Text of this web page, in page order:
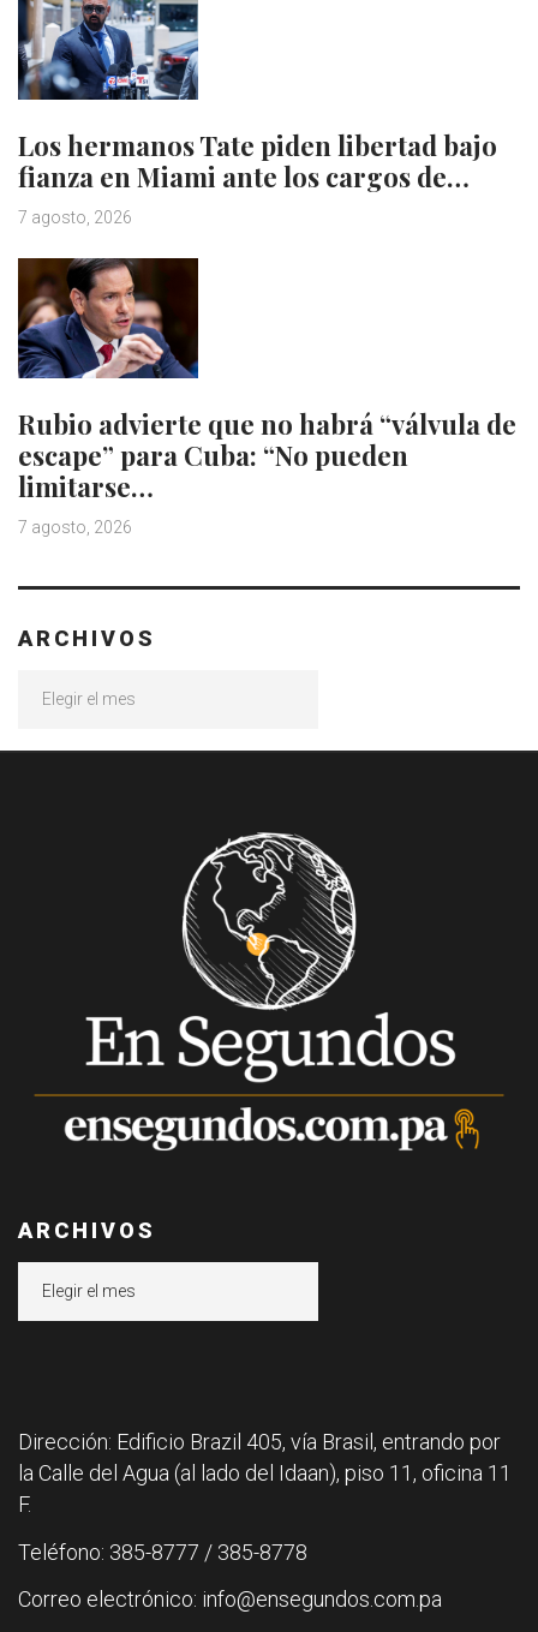
Los hermanos Tate piden libertad bajo
fianza en Miami ante los cargos de…
7 agosto, 2026
Rubio advierte que no habrá “válvula de
escape” para Cuba: “No pueden
limitarse…
7 agosto, 2026
ARCHIVOS
ARCHIVOS
Dirección: Edificio Brazil 405, vía Brasil, entrando por
la Calle del Agua (al lado del Idaan), piso 11, oficina 11
F.
Teléfono: 385-8777 / 385-8778
Correo electrónico: info@ensegundos.com.pa